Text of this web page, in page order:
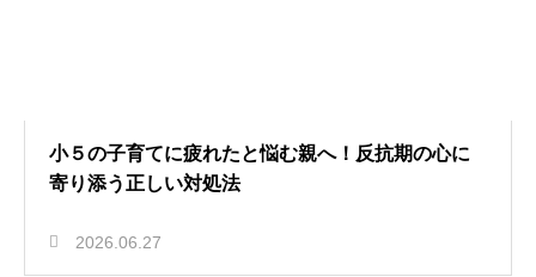
小５の子育てに疲れたと悩む親へ！反抗期の心に
寄り添う正しい対処法
2026.06.27